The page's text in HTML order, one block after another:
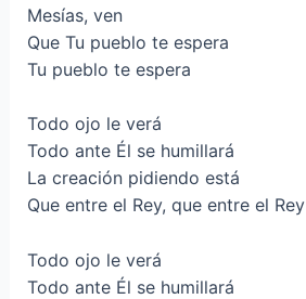
Mesías, ven
Que Tu pueblo te espera
Tu pueblo te espera
Todo ojo le verá
Todo ante Él se humillará
La creación pidiendo está
Que entre el Rey, que entre el Rey
Todo ojo le verá
Todo ante Él se humillará